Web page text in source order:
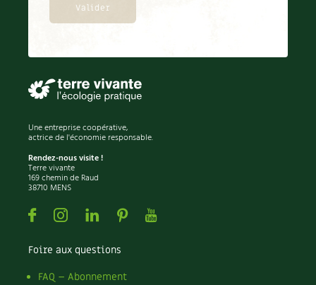
Pelouse
Permaculture
Pesticides
Petits pois
Piment
Pissenlit
Pizza
Plantes
Plantes d'extérieur
Plantes d'intérieur
Plantes médicinales
Plantes sauvages
Plants
Plastique
Une entreprise coopérative,
actrice de l'économie responsable.
Rendez-nous visite !
Terre vivante
169 chemin de Raud
38710 MENS
FacebookInstagramLinkedin
PinterestYoutube
Foire aux questions
FAQ – Abonnement